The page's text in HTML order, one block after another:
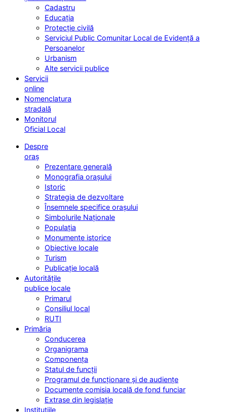
Cadastru
Educația
Protecție civilă
Serviciul Public Comunitar Local de Evidență a
Persoanelor
Urbanism
Alte servicii publice
Servicii
online
Nomenclatura
stradală
Monitorul
Oficial Local
Despre
oraș
Prezentare generală
Monografia orașului
Istoric
Strategia de dezvoltare
Însemnele specifice orașului
Simbolurile Naționale
Populația
Monumente istorice
Obiective locale
Turism
Publicație locală
Autoritățile
publice locale
Primarul
Consiliul local
RUTI
Primăria
Conducerea
Organigrama
Componența
Statul de funcții
Programul de funcționare și de audiențe
Documente comisia locală de fond funciar
Extrase din legislație
Instituțiile